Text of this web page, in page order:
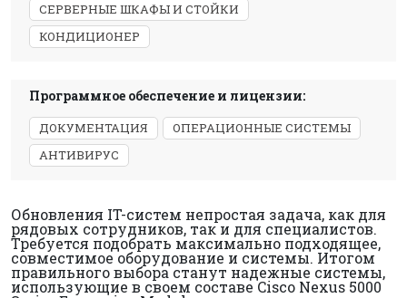
СЕРВЕРНЫЕ ШКАФЫ И СТОЙКИ
КОНДИЦИОНЕР
Программное обеспечение и лицензии:
ДОКУМЕНТАЦИЯ
ОПЕРАЦИОННЫЕ СИСТЕМЫ
АНТИВИРУС
Обновления IT-систем непростая задача, как для
рядовых сотрудников, так и для специалистов.
Требуется подобрать максимально подходящее,
совместимое оборудование и системы. Итогом
правильного выбора станут надежные системы,
использующие в своем составе Cisco Nexus 5000